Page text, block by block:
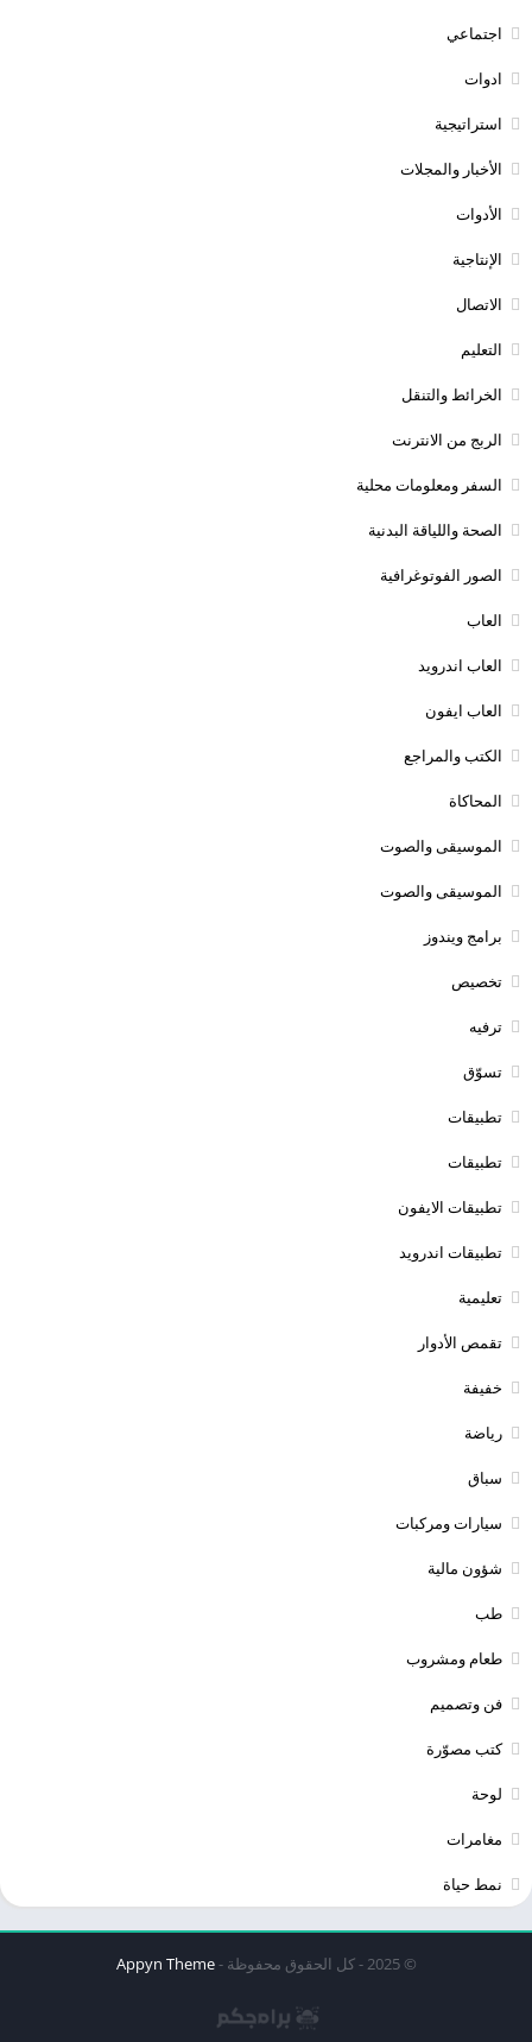
اجتماعي
ادوات
استراتيجية
الأخبار والمجلات
الأدوات
الإنتاجية
الاتصال
التعليم
الخرائط والتنقل
الربج من الانترنت
السفر ومعلومات محلية
الصحة واللياقة البدنية
الصور الفوتوغرافية
العاب
العاب اندرويد
العاب ايفون
الكتب والمراجع
المحاكاة
الموسيقى والصوت
الموسيقى والصوت
برامج ويندوز
تخصيص
ترفيه
تسوّق
تطبيقات
تطبيقات
تطبيقات الايفون
تطبيقات اندرويد
تعليمية
تقمص الأدوار
خفيفة
رياضة
سباق
سيارات ومركبات
شؤون مالية
طب
طعام ومشروب
فن وتصميم
كتب مصوّرة
لوحة
مغامرات
نمط حياة
© 2025 - كل الحقوق محفوظة - Appyn Theme